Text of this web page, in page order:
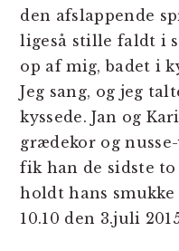
den afslappende
ligeså stille faldt i
op af mig, badet i
Jeg sang, og jeg
kyssede. Jan og
grædekor og
fik han de sidste
holdt hans
10.10 den 3.juli